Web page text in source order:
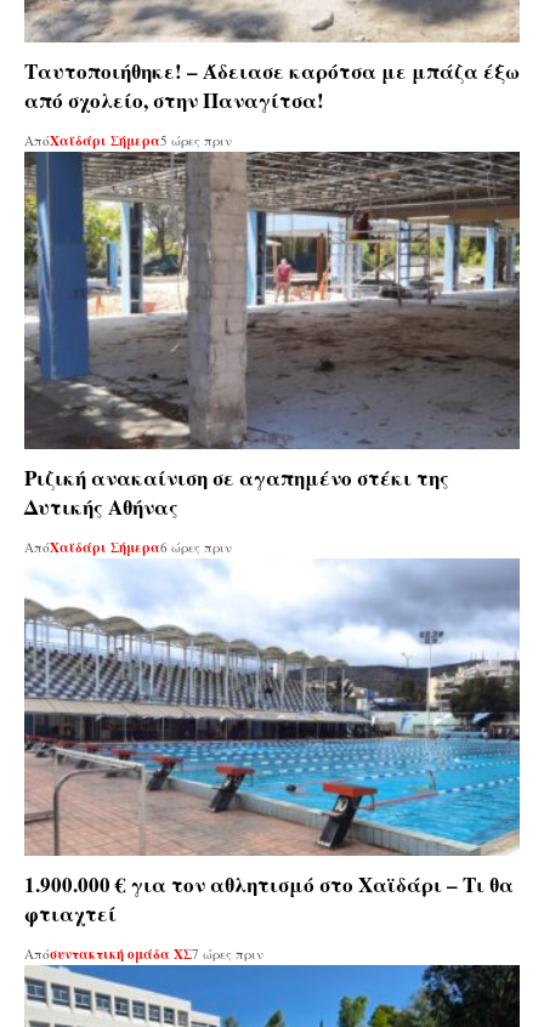
Ταυτοποιήθηκε! – Άδειασε καρότσα με μπάζα έξω
από σχολείο, στην Παναγίτσα!
ΑπόΧαϊδάρι Σήμερα5 ώρες πριν
Ριζική ανακαίνιση σε αγαπημένο στέκι της
Δυτικής Αθήνας
ΑπόΧαϊδάρι Σήμερα6 ώρες πριν
1.900.000 € για τον αθλητισμό στο Χαϊδάρι – Τι θα
φτιαχτεί
Απόσυντακτική ομάδα ΧΣ7 ώρες πριν